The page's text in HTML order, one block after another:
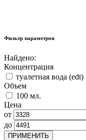
Фильтр параметров
Найдено:
Концентрация
туалетная вода (edt)
Объем
100 мл.
Цена
от
до
ПРИМЕНИТЬ